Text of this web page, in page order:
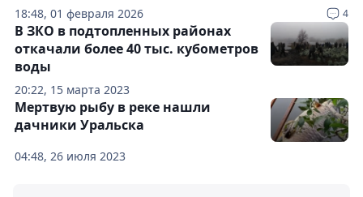
18:48, 01 февраля 2026 4
20:22, 15 марта 2023
В ЗКО в подтопленных районах
откачали более 40 тыс. кубометров
воды
04:48, 26 июля 2023
Мертвую рыбу в реке нашли
дачники Уральска